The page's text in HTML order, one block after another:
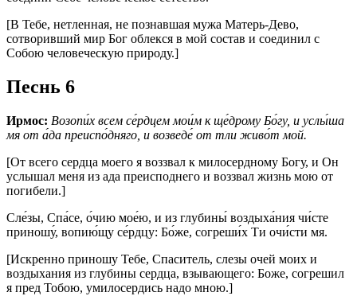
[В Тебе, нетленная, не познавшая мужа Матерь-Дево,
сотворивший мир Бог облекся в мой состав и соединил с
Собою человеческую природу.]
Песнь 6
Ирмос: Возопи́х всем се́рдцем мои́м к ще́дрому Бо́гу, и услы́ша
мя от а́да преиспо́дняго, и возведе́ от тли живо́т мой.
[От всего сердца моего я воззвал к милосердному Богу, и Он
услышал меня из ада преисподнего и воззвал жизнь мою от
погибели.]
Сле́зы, Спа́се, о́чию мое́ю, и из глубины́ воздыха́ния чи́сте
приношу́, вопию́щу се́рдцу: Бо́же, согреши́х Ти очи́сти мя.
[Искренно приношу Тебе, Спаситель, слезы очей моих и
воздыхания из глубины сердца, взывающего: Боже, согрешил
я пред Тобою, умилосердись надо мною.]